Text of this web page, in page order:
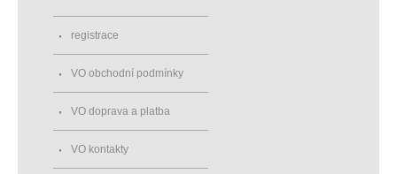
registrace
VO obchodní podmínky
VO doprava a platba
VO kontakty